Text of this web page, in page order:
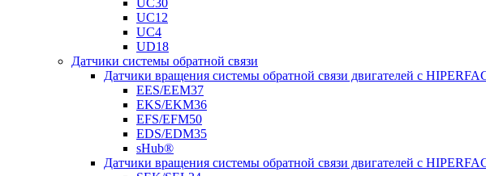
UC30
UC12
UC4
UD18
Датчики системы обратной связи
Датчики вращения системы обратной связи двигателей с
EES/EEM37
EKS/EKM36
EFS/EFM50
EDS/EDM35
sHub®
Датчики вращения системы обратной связи двигателей с